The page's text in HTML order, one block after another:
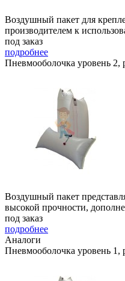
Воздушный пакет для
производителем к
под заказ
подробнее
Пневмооболочка уровень 2,
Воздушный пакет
высокой прочности,
под заказ
подробнее
Аналоги
Пневмооболочка уровень 1,